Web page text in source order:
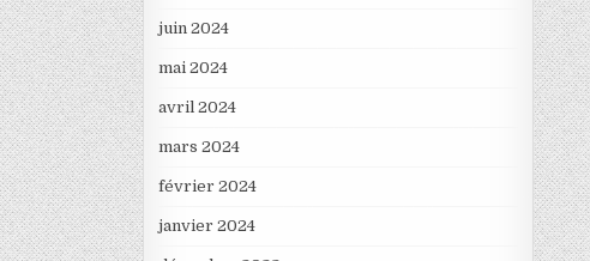
juin 2024
mai 2024
avril 2024
mars 2024
février 2024
janvier 2024